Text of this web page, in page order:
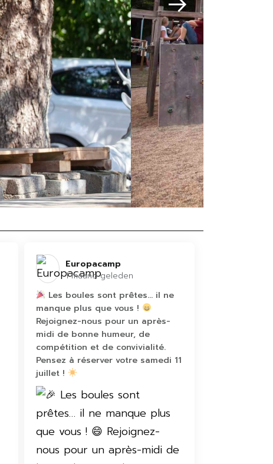
Europacamp️
1 maand geleden
Les boules sont prêtes… il ne
manque plus que vous !
Rejoignez-nous pour un après-
midi de bonne humeur, de
compétition et de convivialité.
Pensez à réserver votre samedi 11
juillet !